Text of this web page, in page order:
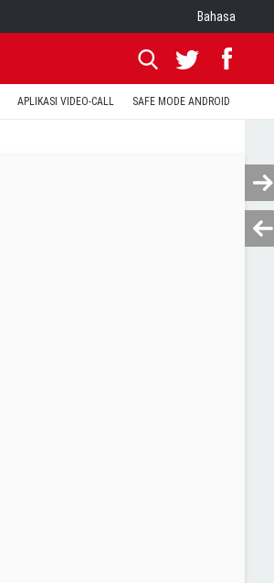
Bahasa
APLIKASI VIDEO-CALL SAFE MODE ANDROID